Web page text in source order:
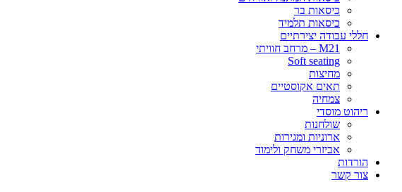
כיסאות בר
כיסאות תלמיד
חללי עבודה יצירתיים
M21 – מרחב חוויתי
Soft seating
מחיצות
תאים אקוסטיים
צמחיה
ריהוט מוסדי
שולחנות
ארוניות ומגירות
אביזרי משחק ולימוד
הורדות
צור קשר